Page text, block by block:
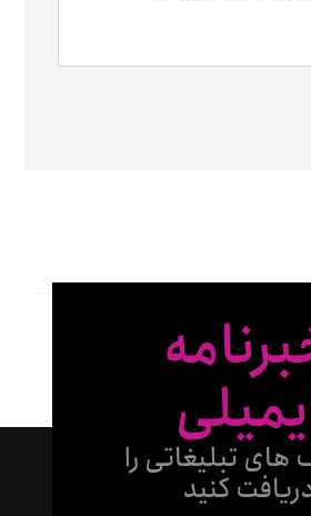
تبلیغاتی را
کنید